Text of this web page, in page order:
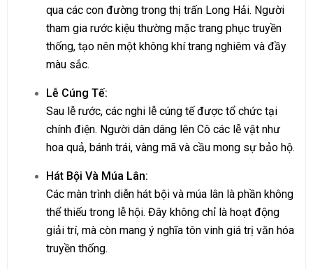
qua các con đường trong thị trấn Long Hải. Người
tham gia rước kiệu thường mặc trang phục truyền
thống, tạo nên một không khí trang nghiêm và đầy
màu sắc.
Lễ Cúng Tế:
Sau lễ rước, các nghi lễ cúng tế được tổ chức tại
chính điện. Người dân dâng lên Cô các lễ vật như
hoa quả, bánh trái, vàng mã và cầu mong sự bảo hộ.
Hát Bội Và Múa Lân:
Các màn trình diễn hát bội và múa lân là phần không
thể thiếu trong lễ hội. Đây không chỉ là hoạt động
giải trí, mà còn mang ý nghĩa tôn vinh giá trị văn hóa
truyền thống.